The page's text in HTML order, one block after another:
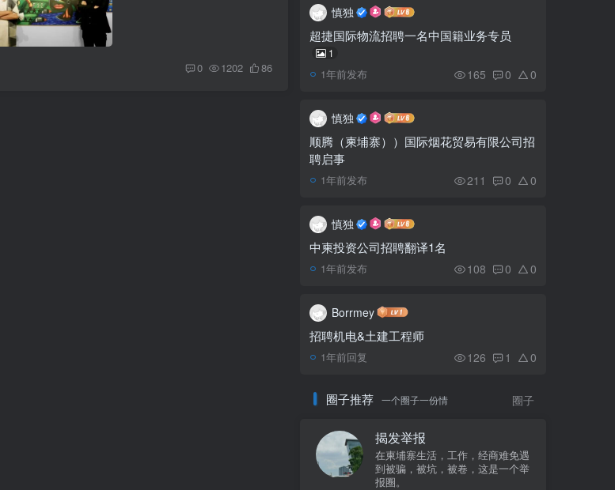
0 1202 86
4
马来亚银行被评为 2021
年柬埔寨最佳国际银行
款，每月只需​​支付 197 美元
工，涉嫌阻碍防疫措施执行
慎独
超捷国际物流招聘一名中国籍业务专员
1
1年前发布 165 0 0
慎独
顺腾（柬埔寨））国际烟花贸易有限公司招
聘启事
1年前发布 211 0 0
慎独
中柬投资公司招聘翻译1名
1年前发布 108 0 0
Borrmey
招聘机电&土建工程师
1年前回复 126 1 0
圈子推荐 一个圈子一份情 圈子
揭发举报
在柬埔寨生活，工作，经商难免遇
到被骗，被坑，被卷，这是一个举
报圈。